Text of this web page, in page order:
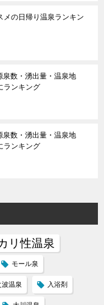
メの日帰り温泉ランキン
泉数・湧出量・温泉地
ランキング
泉数・湧出量・温泉地
ランキング
リ性温泉
モール泉
波温泉 入浴剤